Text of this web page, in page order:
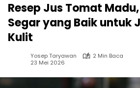
Resep Jus Tomat
Segar yang Baik untuk
Kulit
Yosep Taryawan
2 Min Baca
23 Mei 2026